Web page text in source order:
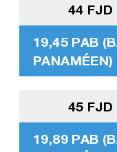
44 FJD
19,45 PAB
PANAMÉEN)
45 FJD
19,89 PAB